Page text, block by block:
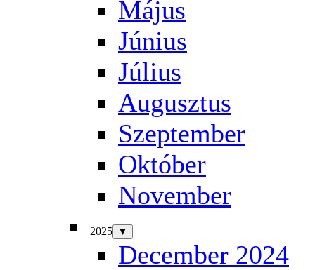
Május
Június
Július
Augusztus
Szeptember
Október
November
2025 ▼
December 2024